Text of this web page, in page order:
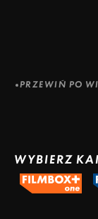
PRZEWIŃ PO
WYBIERZ